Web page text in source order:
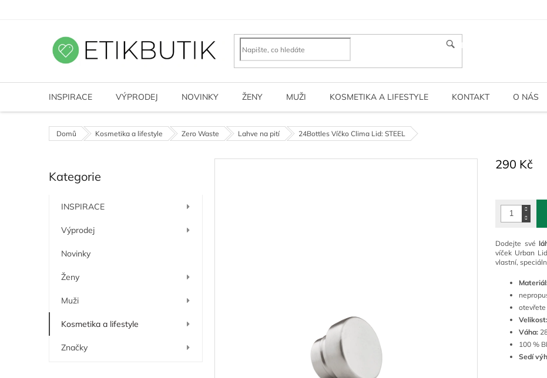
HLEDAT
INSPIRACE VÝPRODEJ NOVINKY ŽENY MUŽI KOSMETIKA A LIFESTYLE KONTAKT O NÁS
Domů Kosmetika a lifestyle Zero Waste Lahve na pití 24Bottles Víčko Clima Lid: STEEL
o
l
Přeskočit
kategorie
Kategorie
INSPIRACE
Výprodej
Novinky
Ženy
Muži
Kosmetika a lifestyle
Značky
290 Kč
Dodejte své
víček Urban
vlastní,
Velikost:
Váha:
100 %
Sedí